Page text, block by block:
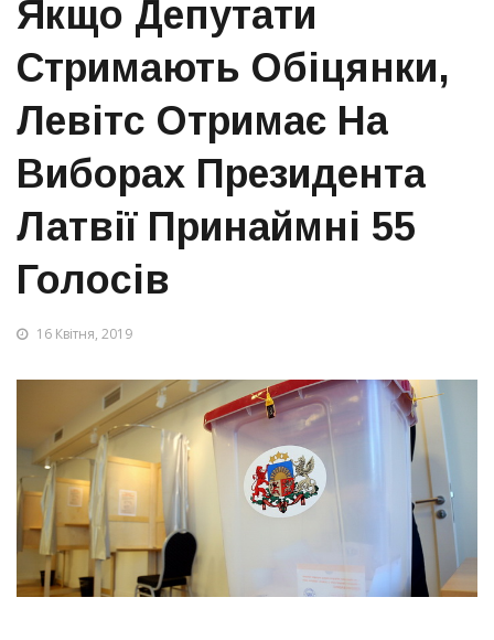
Якщо Депутати
Стримають Обіцянки,
Левітс Отримає На
Виборах Президента
Латвії Принаймні 55
Голосів
16 Квітня, 2019